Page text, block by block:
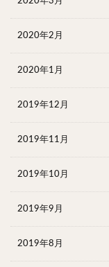
2020年2月
2020年1月
2019年12月
2019年11月
2019年10月
2019年9月
2019年8月